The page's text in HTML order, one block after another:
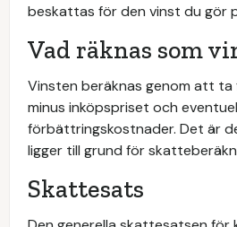
beskattas för den vinst du gör
Vad räknas som
Vinsten beräknas genom att ta
minus inköpspriset och
förbättringskostnader. Det är
ligger till grund för
Skattesats